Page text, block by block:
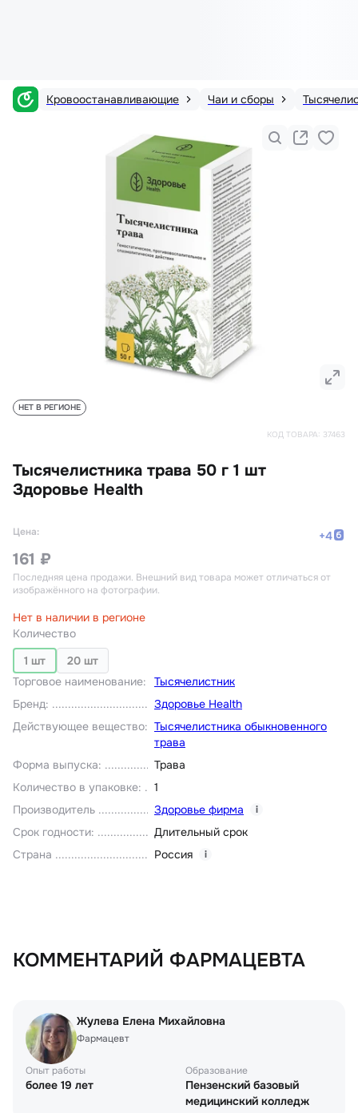
Кровоостанавливающие Чаи и сборы
КОД ТОВАРА: 37463
Тысячелистника трава 50 г 1 шт
Здоровье Health
НЕТ В РЕГИОНЕ
Торговое наименование:
Тысячелистник
Бренд:
Здоровье Health
Действующее вещество: Тысячелистника обыкновенного
трава
Форма выпуска:
Трава
Количество в упаковке:
1
Производитель
Здоровье фирма i
Срок годности:
Длительный срок
Страна
Россия i
Цена: +4
161 ₽
Последняя цена продажи. Внешний вид товара может отличаться от
изображённого на фотографии.
Нет в наличии в регионе
Количество
1 шт
20 шт
КОММЕНТАРИЙ ФАРМАЦЕВТА
Жулева Елена Михайловна
Фармацевт
Опыт работы
более 19 лет
Образование
Пензенский базовый
медицинский колледж